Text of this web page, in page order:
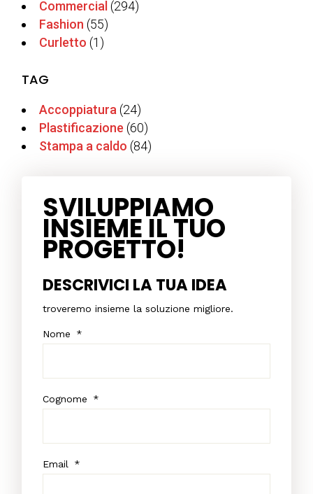
Commercial(294)
Fashion (55)
Curletto (1)
TAG
Accoppiatura (24)
Plastificazione (60)
Stampa a caldo (84)
SVILUPPIAMO
INSIEME IL TUO
PROGETTO!
DESCRIVICI LA TUA IDEA
troveremo insieme la soluzione migliore.
Nome *
Cognome *
Email *